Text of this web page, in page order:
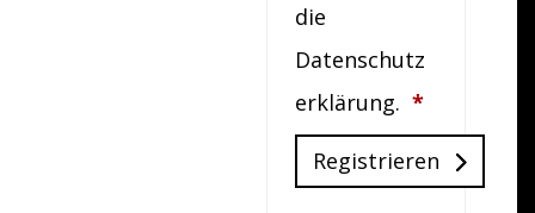
die
Datenschutz
erklärung. *
Registrieren